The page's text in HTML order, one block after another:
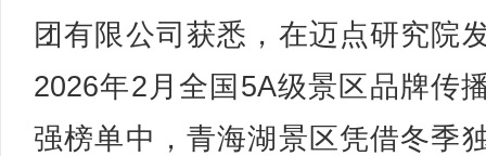
团有限公司获悉，在迈点研究院
2026年2月全国5A级景区品牌传
强榜单中，青海湖景区凭借冬季